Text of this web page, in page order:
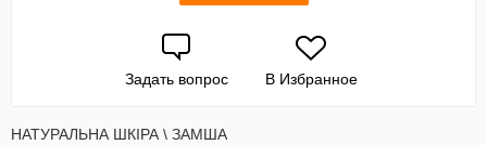
Задать вопрос В Избранное
НАТУРАЛЬНА ШКІРА \ ЗАМША